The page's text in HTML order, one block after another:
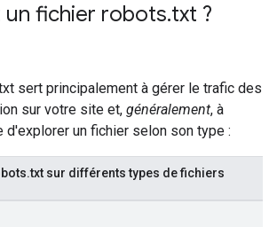
fichier robots.txt ?
sert principalement à gérer le trafic des
sur votre site et, généralement, à
d'explorer un fichier selon son type :
sur différents types de fichiers